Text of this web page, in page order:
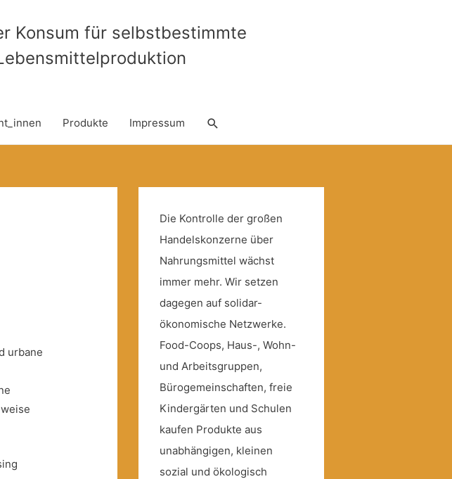
Konsum für selbstbestimmte
Produkte Impressum Suche
urbane
Die Kontrolle der großen
Handelskonzerne über
Nahrungsmittel wächst
immer mehr. Wir setzen
dagegen auf solidar-
ökonomische Netzwerke.
Food-Coops, Haus-, Wohn-
und Arbeitsgruppen,
Bürogemeinschaften, freie
Kindergärten und Schulen
kaufen Produkte aus
unabhängigen, kleinen
sozial und ökologisch